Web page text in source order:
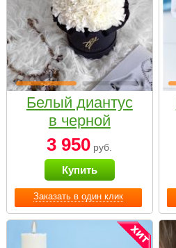
Заказать в один клик
Белый диантус
в черной
коробке Small
3 950 руб.
Купить